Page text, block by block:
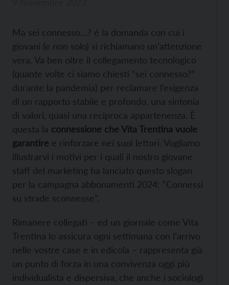
Ma sei connesso…? é la domanda con cui i
giovani (e non solo) si richiamano un’attenzione
vera. Va ben oltre il collegamento tecnologico
(quante volte ci siamo chiesti “sei connesso?”
durante la pandemia) per reclamare l’esigenza
di un rapporto stabile e profondo, una sintonia
di valori, quasi una reciproca appartenenza. È
questa la connessione che Vita Trentina vuole
garantire e rinforzare nei suoi lettori. Vogliamo
illustrarvi i motivi per i quali il nostro giovane
staff del marketing ha lanciato questo slogan
per la campagna abbonamenti 2024: “Connessi
su strade sconnesse”.
Rimanere collegati – ed un giornale come Vita
Trentina lo assicura ogni settimana con l’arrivo
nelle vostre case e in edicola – rappresenta già
un punto di forza in una convivenza oggi più
individualista e dispersiva, che anche i sociologi